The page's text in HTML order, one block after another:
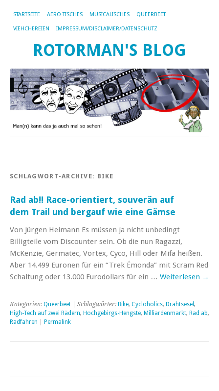
STARTSEITE AERO-TISCHES MUSICALISCHES QUEERBEET
VIEHCHEREIEN IMPRESSUM/DISCLAIMER/DATENSCHUTZ
ROTORMAN'S BLOG
SCHLAGWORT-ARCHIVE: BIKE
Rad ab!! Race-orientiert, souverän auf
dem Trail und bergauf wie eine Gämse
Von Jürgen Heimann Es müssen ja nicht unbedingt
Billigteile vom Discounter sein. Ob die nun Ragazzi,
McKenzie, Germatec, Vortex, Cyco, Hill oder Mifa heißen.
Aber 14.499 Euronen für ein “Trek Émonda” mit Scram Red
Schaltung oder 13.000 Eurodollars für ein … Weiterlesen →
Kategorien: Queerbeet | Schlagwörter: Bike, Cycloholics, Drahtsesel ,
High-Tech auf zwei Rädern, Hochgebirgs-Hengste, Milliardenmarkt, Rad ab,
Radfahren
Permalink